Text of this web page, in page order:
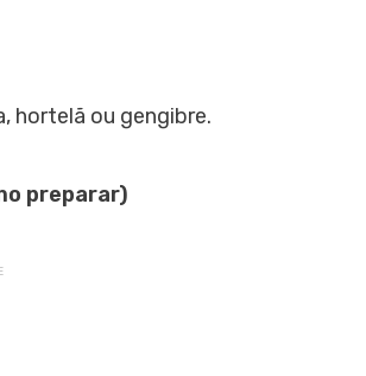
hortelã ou gengibre.
preparar)